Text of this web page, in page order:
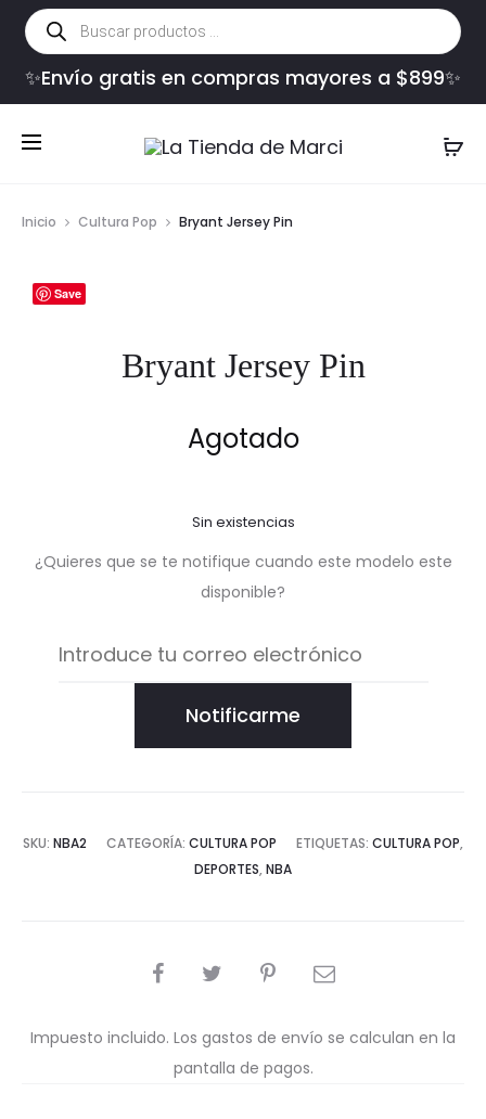
Búsqueda
de
productos
✨Envío gratis en compras mayores a $899✨
Inicio Cultura Pop Bryant Jersey Pin
Save
Bryant Jersey Pin
Agotado
Sin existencias
¿Quieres que se te notifique cuando este modelo este
disponible?
Notificarme
SKU: NBA2 CATEGORÍA: CULTURA POP ETIQUETAS: CULTURA POP,
DEPORTES, NBA
COMPARTIR
Impuesto incluido. Los gastos de envío se calculan en la
pantalla de pagos.